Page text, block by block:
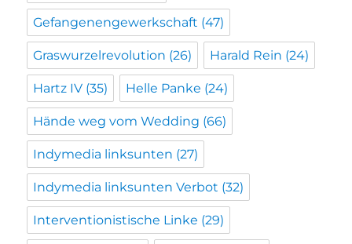
Gefangenengewerkschaft (47)
Graswurzelrevolution (26) Harald Rein (24)
Hartz IV (35) Helle Panke (24)
Hände weg vom Wedding (66)
Indymedia linksunten (27)
Indymedia linksunten Verbot (32)
Interventionistische Linke (29)